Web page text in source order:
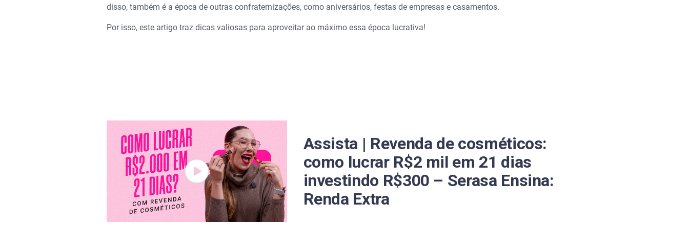
Estratégias para atrair e fidelizar clientes com maquiagem
4. Invista em anúncios segmentados
5. Promova depoimentos de clientes
disso, também é a época de outras confraternizações, como aniversários, festas de empresas e casamentos.
Por isso, este artigo traz dicas valiosas para aproveitar ao máximo essa época lucrativa!
Assista | Revenda de cosméticos:
como lucrar R$2 mil em 21 dias
investindo R$300 – Serasa Ensina:
Renda Extra